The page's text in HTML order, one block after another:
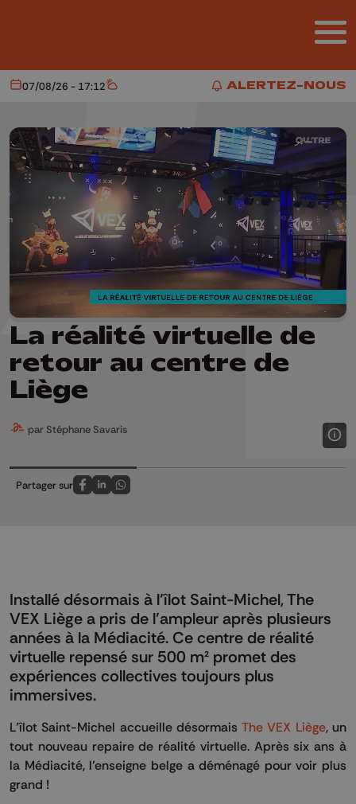
ALERTEZ-NOUS
ALERTEZ-NOUS
Aujourd'hui
07/08/26 - 17:12 Météo
La réalité virtuelle de
retour au centre de
Liège
par Stéphane Savaris
Partager sur
Partagez sur FaceBook
Partagez sur LinkedIn
Partagez sur Whatsapp
Installé désormais à l’îlot Saint-Michel, The
VEX Liège a pris de l'ampleur après plusieurs
années à la Médiacité. Ce centre de réalité
virtuelle repensé sur 500 m² promet des
expériences collectives toujours plus
immersives.
L’îlot Saint-Michel accueille désormais The VEX Liège, un
tout nouveau repaire de réalité virtuelle. Après six ans à
la Médiacité, l’enseigne belge a déménagé pour voir plus
grand !